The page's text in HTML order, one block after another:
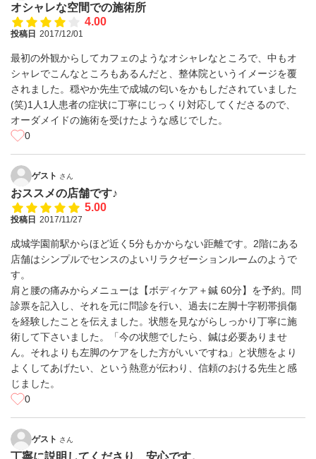
オシャレな空間での施術所
4.00
投稿日 2017/12/01
最初の外観からしてカフェのようなオシャレなところで、中もオ
シャレでこんなところもあるんだと、整体院というイメージを覆
されました。穏やか先生で成城の匂いをかもしだされていました
(笑)1人1人患者の症状に丁寧にじっくり対応してくださるので、
オーダメイドの施術を受けたような感じでした。
0
ゲスト さん
おススメの店舗です♪
5.00
投稿日 2017/11/27
成城学園前駅からほど近く5分もかからない距離です。2階にある
店舗はシンプルでセンスのよいリラクゼーションルームのようで
す。
肩と腰の痛みからメニューは【ボディケア＋鍼 60分】を予約。問
診票を記入し、それを元に問診を行い、過去に左脚十字靭帯損傷
を経験したことを伝えました。状態を見ながらしっかり丁寧に施
術して下さいました。「今の状態でしたら、鍼は必要ありませ
ん。それよりも左脚のケアをした方がいいですね」と状態をより
よくしてあげたい、という熱意が伝わり、信頼のおける先生と感
じました。
0
ゲスト さん
丁寧に説明してくださり、安心です。